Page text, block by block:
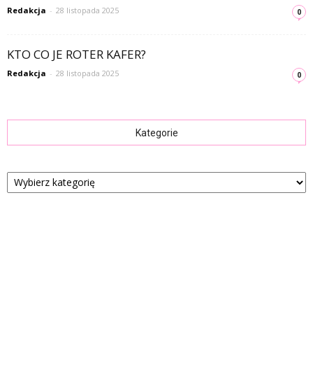
Redakcja - 28 listopada 2025 0
KTO CO JE ROTER KAFER?
Redakcja - 28 listopada 2025 0
Kategorie
Kategorie